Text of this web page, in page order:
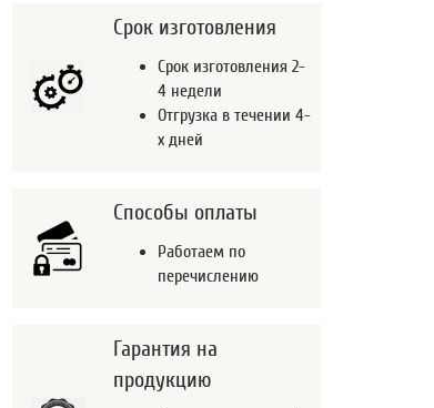
Срок изготовления
Срок изготовления 2-
4 недели
Отгрузка в течении 4-
х дней
Способы оплаты
Работаем по
перечислению
Гарантия на
продукцию